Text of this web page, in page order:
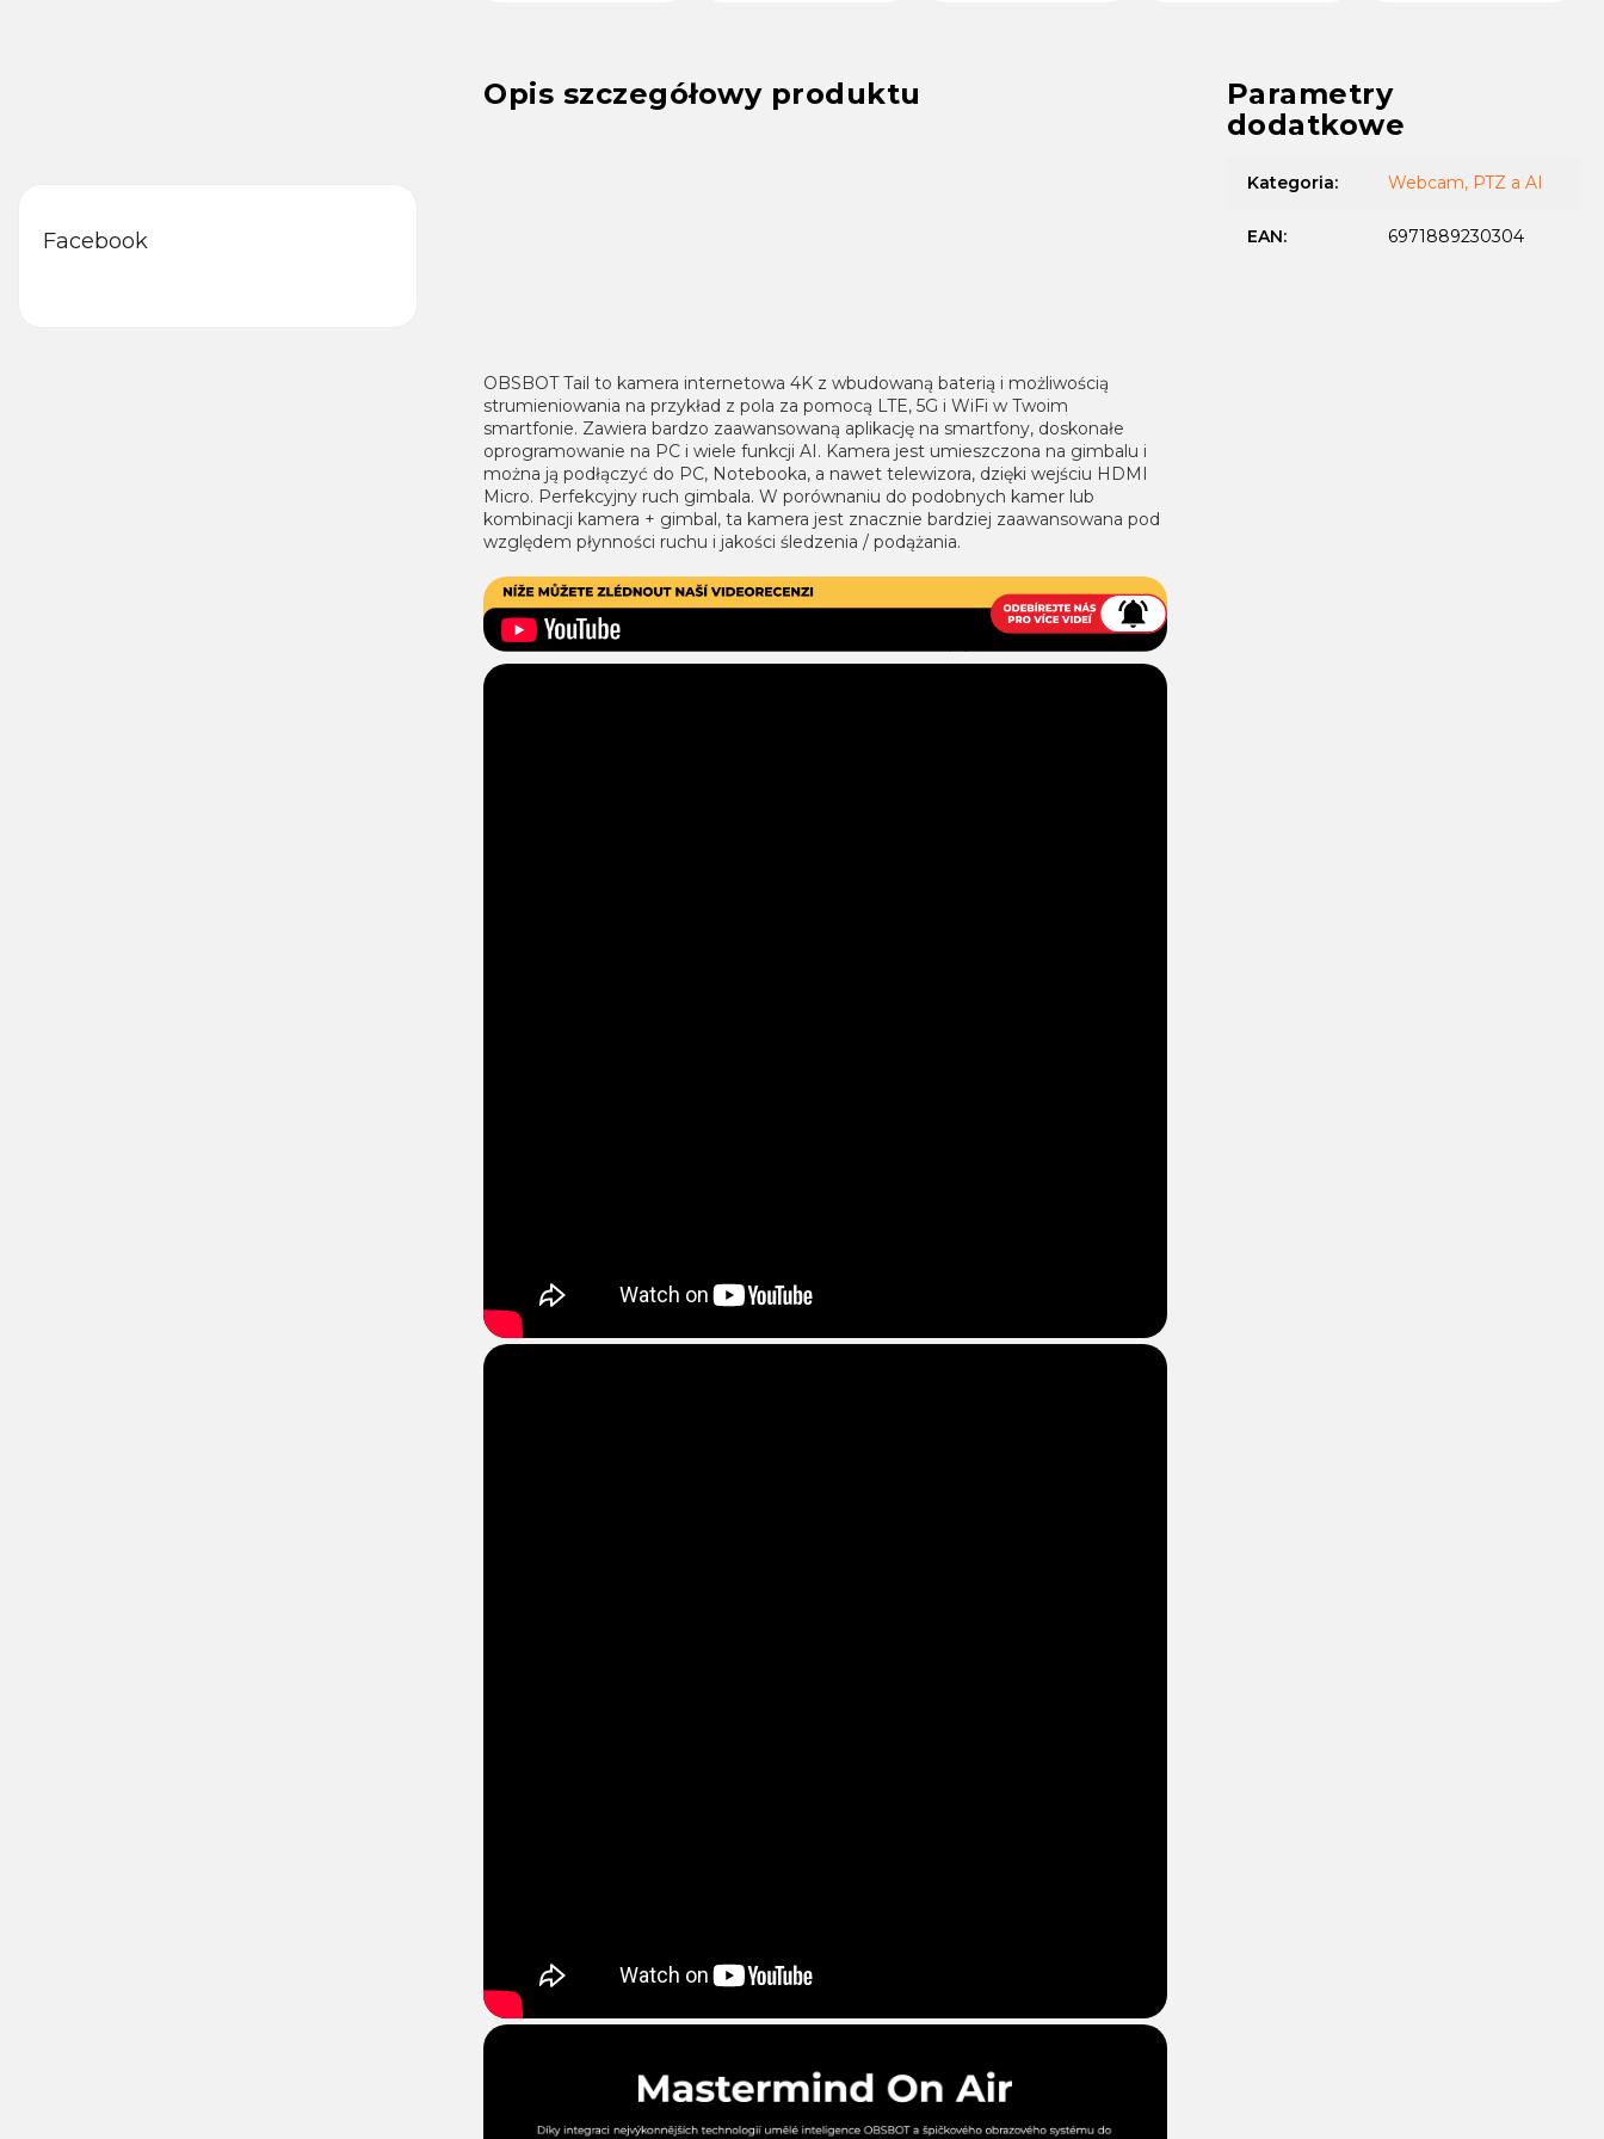
Facebook
Opis szczegółowy produktu
OBSBOT Tail to kamera internetowa 4K z wbudowaną baterią i możliwością
strumieniowania na przykład z pola za pomocą LTE, 5G i WiFi w Twoim
smartfonie. Zawiera bardzo zaawansowaną aplikację na smartfony, doskonałe
oprogramowanie na PC i wiele funkcji AI. Kamera jest umieszczona na gimbalu i
można ją podłączyć do PC, Notebooka, a nawet telewizora, dzięki wejściu HDMI
Micro. Perfekcyjny ruch gimbala. W porównaniu do podobnych kamer lub
kombinacji kamera + gimbal, ta kamera jest znacznie bardziej zaawansowana pod
względem płynności ruchu i jakości śledzenia / podążania.
Parametry
dodatkowe
Kategoria: Webcam, PTZ a AI
EAN: 6971889230304